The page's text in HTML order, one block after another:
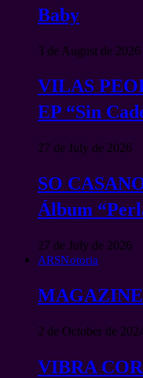
Baby
3 de August de 2026
VILAS
EP “Sin
27 de July de 2026
SO
Álbum
27 de July de 2026
ARSNotoria
2 de October de
VIBRA